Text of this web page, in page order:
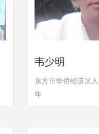
韦少明
东方市华侨经济区
年